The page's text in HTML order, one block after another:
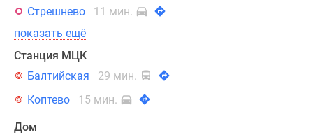
Стрешнево
11 мин.
показать ещё
Станция МЦК
Балтийская
29 мин.
Коптево
15 мин.
Дом